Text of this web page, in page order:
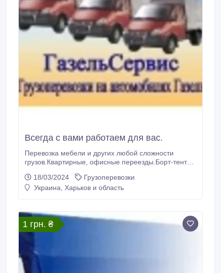
Всегда с вами работаем для вас.
Перевозка мебели и других любой сложности
грузов.Квартирные, офисные переезды.Борт-тент
строительного мусора и других материалов..
18/03/2024
Грузоперевозки
Украина, Харьков и область
1 грн. ₴